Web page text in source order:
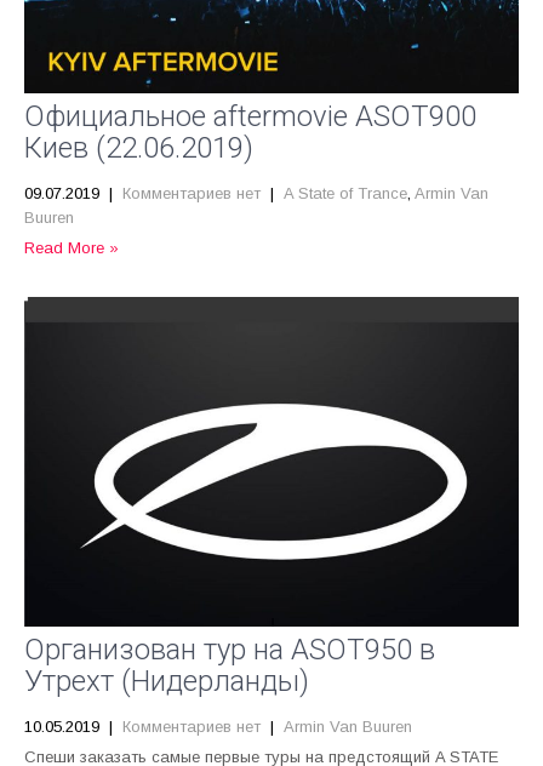
Официальное aftermovie ASOT900
Киев (22.06.2019)
09.07.2019 | Комментариев нет | A State of Trance Armin Van
Buuren
Read More »
Организован тур на ASOT950 в
Утрехт (Нидерланды)
10.05.2019 | Комментариев нет | Armin Van Buuren
Спеши заказать самые первые туры на предстоящий A STATE